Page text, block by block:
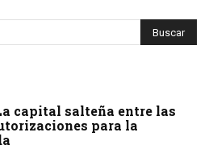
capital salteña entre las
para la